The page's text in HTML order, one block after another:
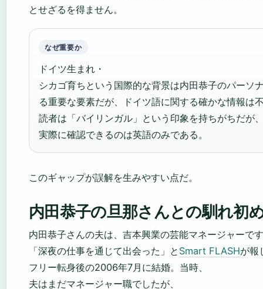
とせざるを得ません。
なぜ重要か
ドイツ生まれ・
シカゴ育ちという国際的な背景は内田恭子のパーソ
る重要な要素だが、ドイツ語に関する確かな情報は
読者は「バイリンガル」という印象を持ちがちだが
実際に確認できるのは英語のみである。
このギャップが誤解を生みやすい点だ。
内田恭子の旦那さんとの馴れ初
内田恭子さんの夫は、吉本興業の芸能マネージャーで
「深夜の仕事を通じて出会った」と Smart FLASHが報
フリー転身後の2006年7月に結婚。当時、
夫はまだマネージャー職でしたが、